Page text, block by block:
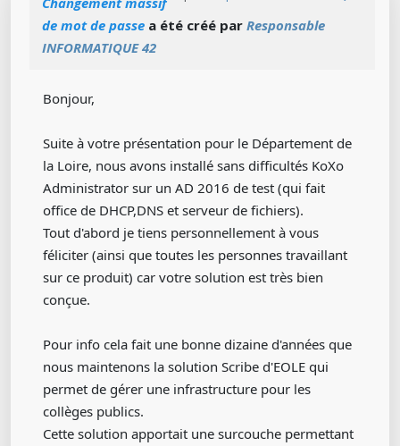
de mot de passe a été créé par Responsable
INFORMATIQUE 42
Bonjour,
Suite à votre présentation pour le Département de
la Loire, nous avons installé sans difficultés KoXo
Administrator sur un AD 2016 de test (qui fait
office de DHCP,DNS et serveur de fichiers).
Tout d'abord je tiens personnellement à vous
féliciter (ainsi que toutes les personnes travaillant
sur ce produit) car votre solution est très bien
conçue.
Pour info cela fait une bonne dizaine d'années que
nous maintenons la solution Scribe d'EOLE qui
permet de gérer une infrastructure pour les
collèges publics.
Cette solution apportait une surcouche permettant